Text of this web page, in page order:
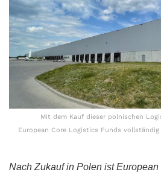
Mit dem Kauf dieser polnischen
European Core Logistics Funds
Nach Zukauf in Polen ist